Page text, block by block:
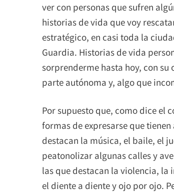
ver con personas que sufren
historias de vida que voy
estratégico, en casi toda la
Guardia. Historias de vida
sorprenderme hasta hoy, con
parte autónoma y, algo que
Por supuesto que, como dice el
formas de expresarse que
destacan la música, el baile, el
peatonolizar algunas calles y
las que destacan la violencia,
el diente a diente y ojo por ojo.